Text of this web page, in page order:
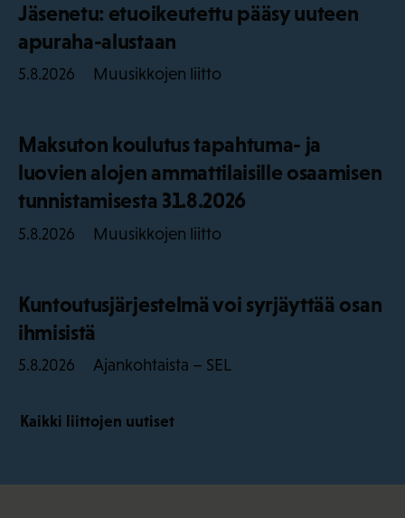
Jäsenetu: etuoikeutettu pääsy uuteen
apuraha-alustaan
5.8.2026 Muusikkojen liitto
Maksuton koulutus tapahtuma- ja
luovien alojen ammattilaisille osaamisen
tunnistamisesta 31.8.2026
5.8.2026 Muusikkojen liitto
Kuntoutusjärjestelmä voi syrjäyttää osan
ihmisistä
5.8.2026 Ajankohtaista – SEL
Kaikki liittojen uutiset